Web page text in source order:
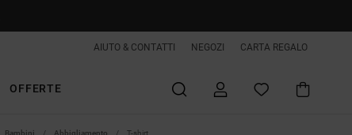
AIUTO & CONTATTI NEGOZI CARTA REGALO
OFFERTE
Bambini Abbigliamento T-shirt